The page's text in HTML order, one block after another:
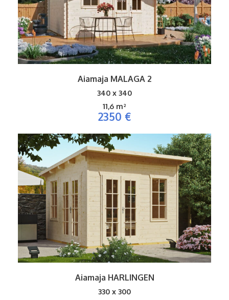
Aiamaja MALAGA 2
340 x 340
11,6 m²
2350 €
Aiamaja HARLINGEN
330 x 300